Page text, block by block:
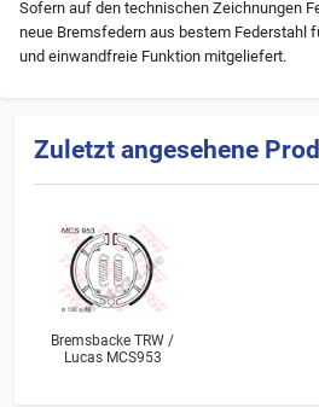
Sofern auf den technischen Zeichnungen
neue Bremsfedern aus bestem Federstahl
und einwandfreie Funktion mitgeliefert.
Zuletzt angesehene
Bremsbacke TRW /
Lucas MCS953